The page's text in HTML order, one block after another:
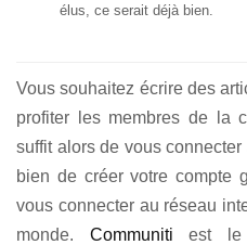
élus, ce serait déjà bien.
Vous souhaitez écrire des
profiter les membres de la
suffit alors de vous
bien de créer votre compte
vous connecter au réseau
monde. Communiti est le